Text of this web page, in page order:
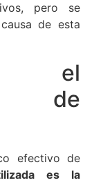
pero se
de esta
el
de
efectivo de
es la